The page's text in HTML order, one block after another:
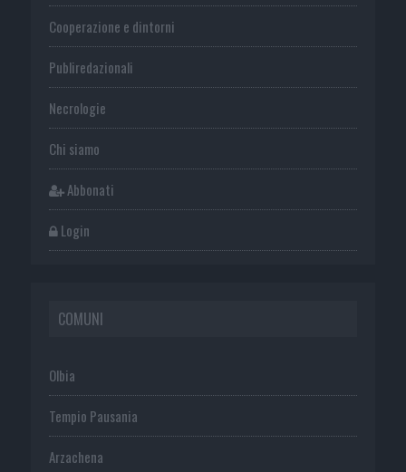
Cooperazione e dintorni
Publiredazionali
Necrologie
Chi siamo
Abbonati
Login
COMUNI
Olbia
Tempio Pausania
Arzachena